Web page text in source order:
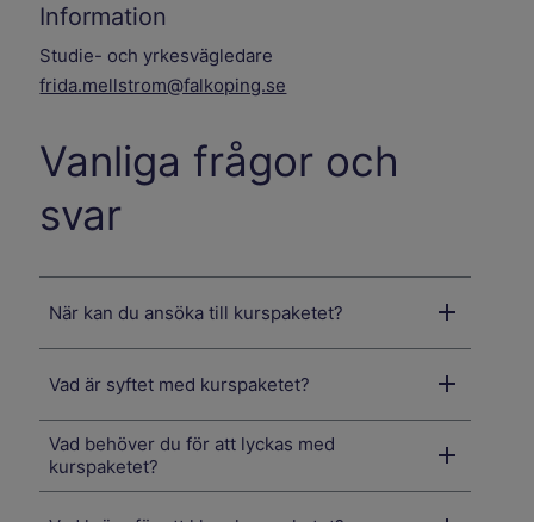
Information
Studie- och yrkesvägledare
frida.mellstrom@falkoping.se
Vanliga frågor och
svar
När kan du ansöka till kurspaketet?
Vad är syftet med kurspaketet?
Vad behöver du för att lyckas med
kurspaketet?